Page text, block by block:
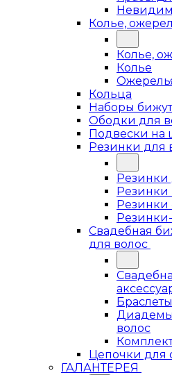
Колье,
Колье,
Колье
Кольца
Наборы
Ободки для
Подвески на
Резинки для
Резинки
Резинки
Резинки
Свадебная
для волос
Браслеты
Диадемы
волос
Цепочки для
ГАЛАНТЕРЕЯ